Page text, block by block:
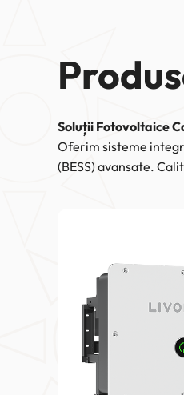
Soluții Fotovoltaice
Oferim sisteme
(BESS) avansate.